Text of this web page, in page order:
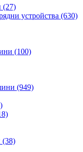
(27)
устройства (630)
(100)
(949)
(38)